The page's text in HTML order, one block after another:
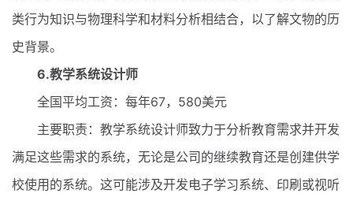
类行为知识与物理科学和材料分析相结合，以了解文物的历
史背景。
6.教学系统设计师
全国平均工资：每年67，580美元
主要职责：教学系统设计师致力于分析教育需求并开发
满足这些需求的系统，无论是公司的继续教育还是创建供学
校使用的系统。这可能涉及开发电子学习系统、印刷或视听